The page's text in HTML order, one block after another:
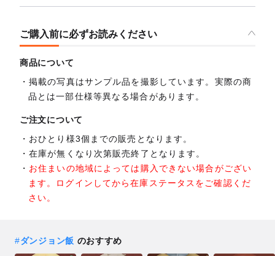
ご購入前に必ずお読みください
商品について
掲載の写真はサンプル品を撮影しています。実際の商
品とは一部仕様等異なる場合があります。
ご注文について
おひとり様3個までの販売となります。
在庫が無くなり次第販売終了となります。
お住まいの地域によっては購入できない場合がござい
ます。ログインしてから在庫ステータスをご確認くだ
さい。
#ダンジョン飯 のおすすめ